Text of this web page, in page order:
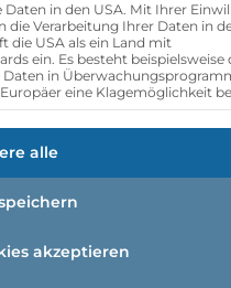
Schwerpunkt
Daten in den USA. Mit Ihrer
die Verarbeitung Ihrer Daten in
die USA als ein Land mit
ein. Es besteht beispielsweise
Daten in
eine Klagemöglichkeit
alle
akzeptieren